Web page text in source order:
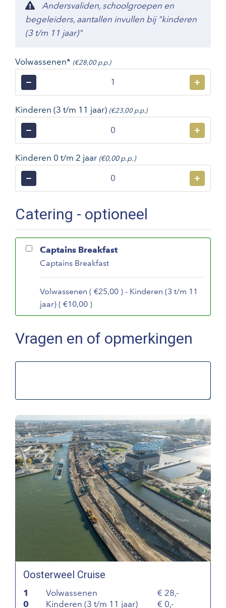
Andersvaliden, schoolgroepen en
begeleiders, aantallen invullen bij "kinderen
(3 t/m 11 jaar)"
Volwassenen* (€28,00 p.p.)
− +
Kinderen (3 t/m 11 jaar) (€23,00 p.p.)
− +
Kinderen 0 t/m 2 jaar (€0,00 p.p.)
− +
Catering - optioneel
Captains Breakfast
Captains Breakfast
Volwassenen ( €25,00 ) - Kinderen (3 t/m 11
jaar) ( €10,00 )
Vragen en of opmerkingen
Oosterweel Cruise
1 Volwassenen
28,-
0
Kinderen (3 t/m 11 jaar) 0,-